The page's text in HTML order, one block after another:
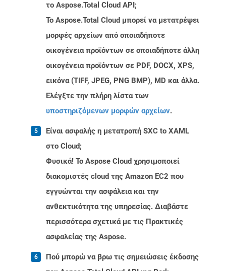
το Aspose.Total Cloud API;
Το Aspose.Total Cloud μπορεί να μετατρέψει
μορφές αρχείων από οποιαδήποτε
οικογένεια προϊόντων σε οποιαδήποτε άλλη
οικογένεια προϊόντων σε PDF, DOCX, XPS,
εικόνα (TIFF, JPEG, PNG BMP), MD και άλλα.
Ελέγξτε την πλήρη λίστα των
υποστηριζόμενων μορφών αρχείων.
Είναι ασφαλής η μετατροπή SXC to XAML
στο Cloud;
Φυσικά! Το Aspose Cloud χρησιμοποιεί
διακομιστές cloud της Amazon EC2 που
εγγυώνται την ασφάλεια και την
ανθεκτικότητα της υπηρεσίας. Διαβάστε
περισσότερα σχετικά με τις Πρακτικές
ασφαλείας της Aspose.
Πού μπορώ να βρω τις σημειώσεις έκδοσης